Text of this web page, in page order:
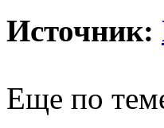
Источник:
Еще по